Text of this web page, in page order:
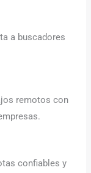
a buscadores
remotos con
confiables y